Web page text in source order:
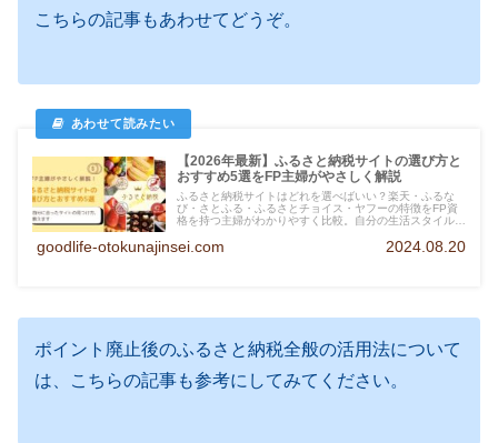
こちらの記事もあわせてどうぞ。
【2026年最新】ふるさと納税サイトの選び方と
おすすめ5選をFP主婦がやさしく解説
ふるさと納税サイトはどれを選べばいい？楽天・ふるな
び・さとふる・ふるさとチョイス・ヤフーの特徴をFP資
格を持つ主婦がわかりやすく比較。自分の生活スタイルに
goodlife-otokunajinsei.com 2024.08.20
ポイント廃止後のふるさと納税全般の活用法について
は、こちらの記事も参考にしてみてください。